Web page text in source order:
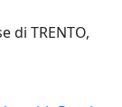
di TRENTO,